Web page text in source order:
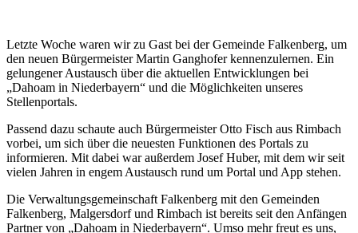
Letzte Woche waren wir zu Gast bei der Gemeinde Falkenberg, um
den neuen Bürgermeister Martin Ganghofer kennenzulernen. Ein
gelungener Austausch über die aktuellen Entwicklungen bei
„Dahoam in Niederbayern“ und die Möglichkeiten unseres
Stellenportals.
Passend dazu schaute auch Bürgermeister Otto Fisch aus Rimbach
vorbei, um sich über die neuesten Funktionen des Portals zu
informieren. Mit dabei war außerdem Josef Huber, mit dem wir seit
vielen Jahren in engem Austausch rund um Portal und App stehen.
Die Verwaltungsgemeinschaft Falkenberg mit den Gemeinden
Falkenberg, Malgersdorf und Rimbach ist bereits seit den Anfängen
Partner von „Dahoam in Niederbayern“. Umso mehr freut es uns,